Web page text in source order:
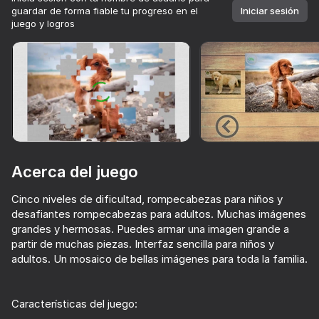
Este juego solo admite orientación paisaje
JUGAR
Sniper for Brainrot
guardar de forma fiable tu progreso en el
juego y logros
Iniciar sesión
Acerca del juego
Cinco niveles de dificultad, rompecabezas para niños y
desafiantes rompecabezas para adultos. Muchas imágenes
grandes y hermosas. Puedes armar una imagen grande a
partir de muchas piezas. Interfaz sencilla para niños y
adultos. Un mosaico de bellas imágenes para toda la familia.
Características del juego: